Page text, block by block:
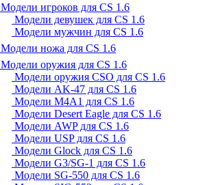
Модели игроков для CS 1.6
Модели девушек для CS 1.6
Модели мужчин для CS 1.6
Модели ножа для CS 1.6
Модели оружия для CS 1.6
Модели оружия CSO для CS 1.6
Модели AK-47 для CS 1.6
Модели M4A1 для CS 1.6
Модели Desert Eagle для CS 1.6
Модели AWP для CS 1.6
Модели USP для CS 1.6
Модели Glock для CS 1.6
Модели G3/SG-1 для CS 1.6
Модели SG-550 для CS 1.6